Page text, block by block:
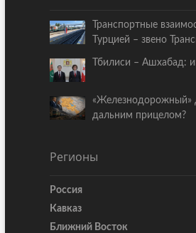
Транспортные
Турцией – звено
Тбилиси – Ашхабад:
«Железнодорожный»
дальним прицелом?
Регионы
Россия
Кавказ
Ближний Восток